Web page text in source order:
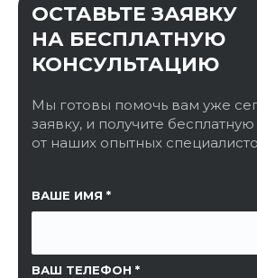
ОСТАВЬТЕ ЗАЯВКУ
НА БЕСПЛАТНУЮ
КОНСУЛЬТАЦИЮ
Мы готовы помочь вам уже
заявку, и получите
от наших опытных
ВАШЕ ИМЯ
ВАШ ТЕЛЕФОН
ССЫЛКА НА СТРАНИЦУ